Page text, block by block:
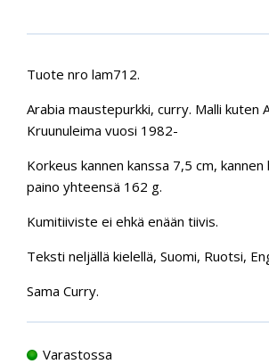
Tuote nro lam712.
Arabia maustepurkki, curry. Malli kuten
Kruunuleima vuosi 1982-
Korkeus kannen kanssa 7,5 cm, kannen
paino yhteensä 162 g.
Kumitiiviste ei ehkä enään tiivis.
Teksti neljällä kielellä, Suomi, Ruotsi,
Sama Curry.
Varastossa